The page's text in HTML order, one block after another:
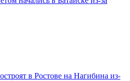
в Ростове на Нагибина из-